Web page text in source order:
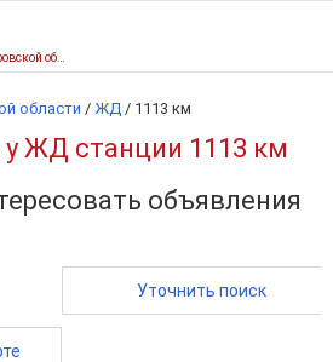
области / ЖД / 1113 км
ЖД станции 1113 км
объявления
Уточнить поиск